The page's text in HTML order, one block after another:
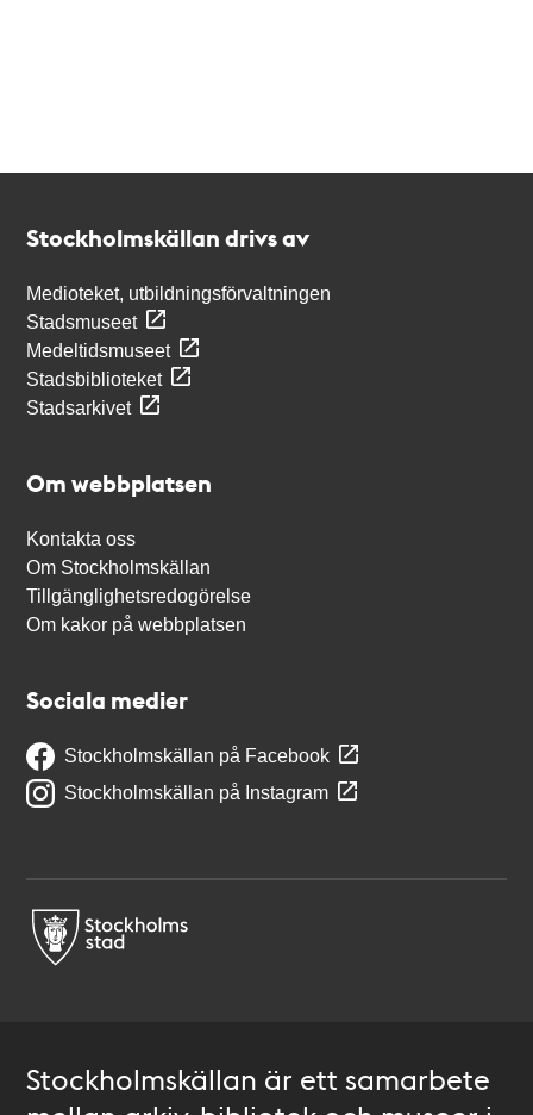
Stockholmskällan drivs av
Medioteket, utbildningsförvaltningen
Stadsmuseet
Medeltidsmuseet
Stadsbiblioteket
Stadsarkivet
Om webbplatsen
Kontakta oss
Om Stockholmskällan
Tillgänglighetsredogörelse
Om kakor på webbplatsen
Sociala medier
Stockholmskällan på Facebook
Stockholmskällan på Instagram
Stockholmskällan är ett samarbete